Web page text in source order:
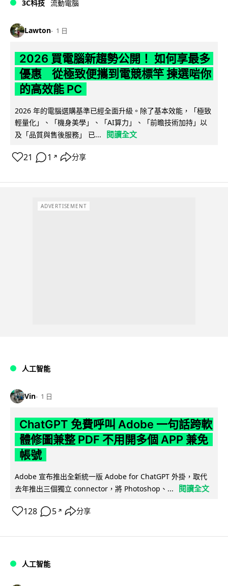
3C科技 流動電腦
Lawton 1 日
2026 買電腦新趨勢公開！ 如何享最多
優惠 從極致便攜到電競標竿 揀選啱你
的高效能 PC
2026 年的電腦選購基準已經全面升級。除了基本效能，「極致
輕量化」、「機身美學」、「AI算力」、「前瞻技術加持」以
及「品質與售後服務」 已...
閱讀全文
21 1 ↗ 分享
ADVERTISEMENT
人工智能
Vin 1 日
ChatGPT 免費呼叫 Adobe 一句話跨軟
體修圖兼整 PDF 不用開多個 APP 兼免
帳號
Adobe 宣布推出全新統一版 Adobe for ChatGPT 外掛，取代
去年推出三個獨立 connector，將 Photoshop、...
閱讀全文
128 5 ↗ 分享
人工智能